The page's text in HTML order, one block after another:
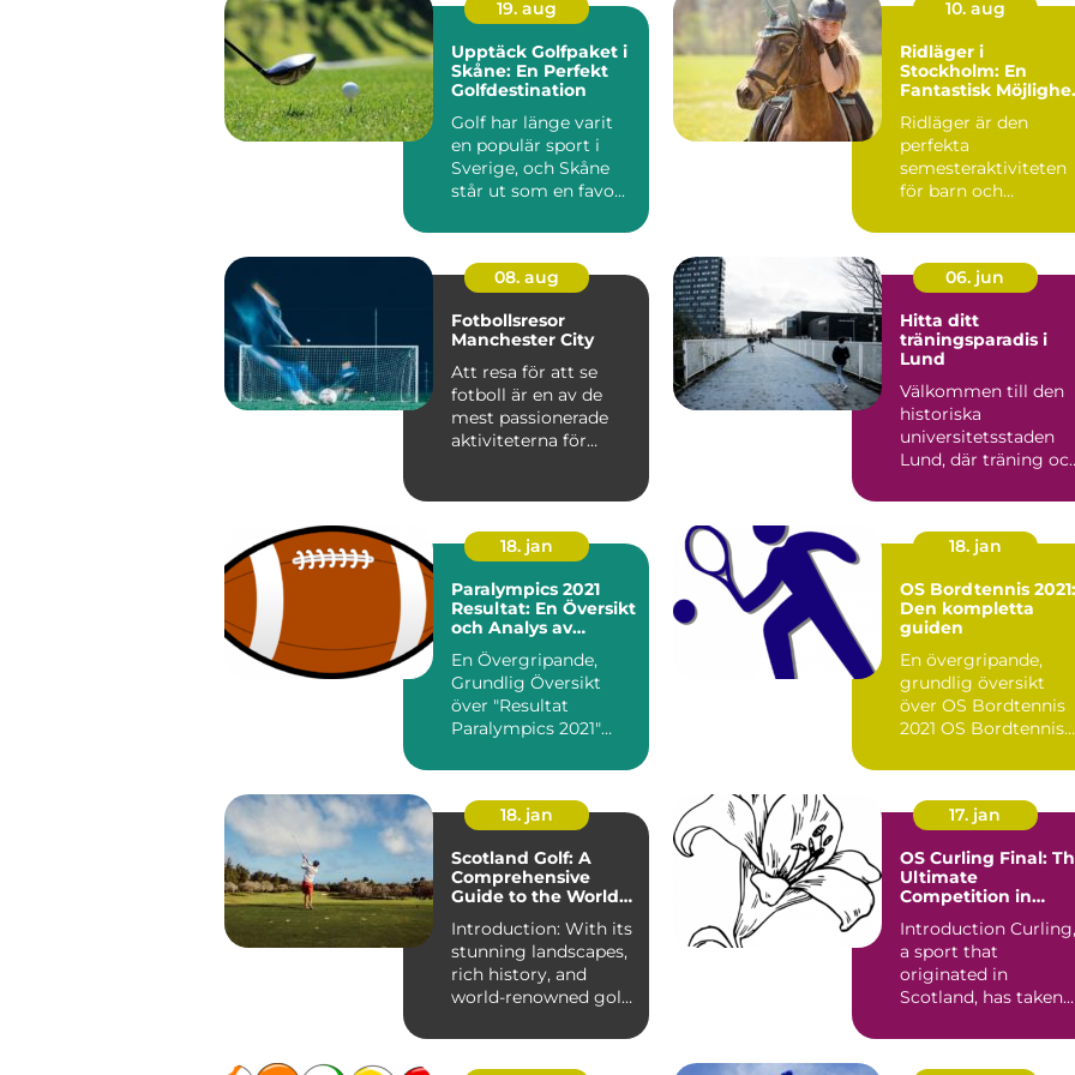
19. aug
Upptäck Golfpaket i
Skåne: En Perfekt
Golfdestination
Golf har länge varit
en populär sport i
Sverige, och Skåne
står ut som en favo...
10. aug
Ridläger i
Stockholm: En
Fantastisk
Ridläger är den
perfekta
semesteraktiviteten
för barn och
drömmer o...
08. aug
Fotbollsresor
Manchester City
Att resa för att se
fotboll är en av de
mest passionerade
aktiviteterna för
06. jun
Hitta ditt
träningsparadis i
Lund
Välkommen till den
historiska
universitetsstaden
Lund, där träning
18. jan
Paralympics 2021
Resultat: En Översikt
och Analys av
En Övergripande,
Grundlig Översikt
över "Resultat
Paralympics 2021"
av världen...
18. jan
OS Bordtennis 2021:
Den kompletta
guiden
En övergripande,
grundlig översikt
över OS Bordtennis
2021 OS Bordtennis
pres...
18. jan
Scotland Golf: A
Comprehensive
Guide to the Worlds
Introduction: With its
stunning landscapes,
rich history, and
world-renowned golf
17. jan
OS Curling Final:
Ultimate
Competition in
Introduction Curling,
a sport that
originated in
Scotland, has taken
with its str...